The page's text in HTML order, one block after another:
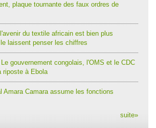
plaque tournante des faux ordres de
du textile africain est bien plus
laissent penser les chiffres
Le gouvernement congolais, l'OMS et le CDC
riposte à Ebola
Amara Camara assume les fonctions
suite»